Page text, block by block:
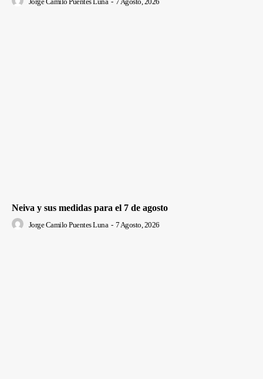
Neiva y sus medidas para el 7 de agosto
Jorge Camilo Puentes Luna - 7 Agosto, 2026